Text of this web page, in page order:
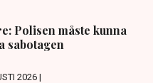
Polisen måste kunna
sabotagen
2026 |